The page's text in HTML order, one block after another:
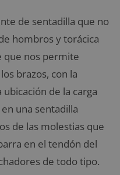
de sentadilla que no
hombros y torácica
que nos permite
brazos, con la
de la carga
una sentadilla
de las molestias que
en el tendón del
de todo tipo.